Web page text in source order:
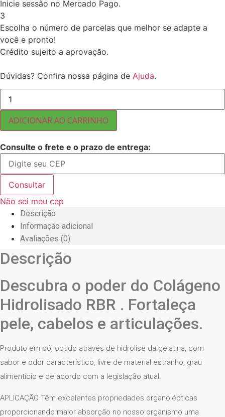
Inicie sessão no Mercado Pago.
3
Escolha o número de parcelas que melhor se adapte a
você e pronto!
Crédito sujeito a aprovação.
Dúvidas? Confira nossa página de Ajuda.
COLÁGENO
HIDROLISADO
MARCA-
RBR
KG
ADICIONAR AO CARRINHO
Consulte o frete e o prazo de entrega:
Consultar
Não sei meu cep
Descrição
Informação adicional
Avaliações (0)
Descrição
Descubra o poder do Colágeno
Hidrolisado RBR . Fortaleça
pele, cabelos e articulações.
Produto em pó, obtido através de hidrolise da gelatina, com
sabor e odor característico, livre de material estranho, grau
alimentício e de acordo com a legislação atual.
APLICAÇÃO Têm excelentes propriedades organolépticas
proporcionando maior absorção no nosso organismo uma